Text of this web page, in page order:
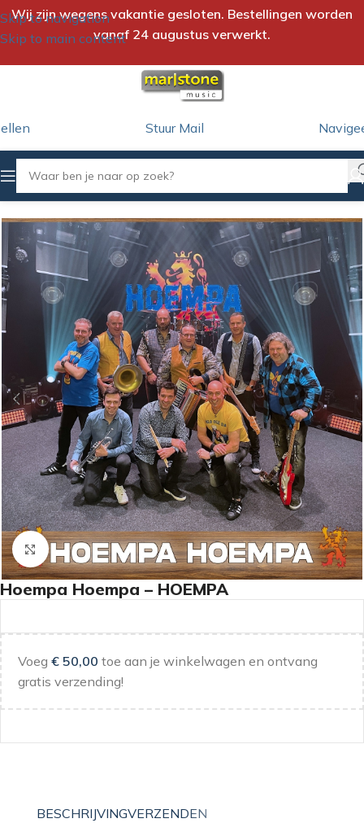
Skip to navigation
Skip to main content
Wij zijn wegens vakantie gesloten. Bestellingen worden
vanaf 24 augustus verwerkt.
Stuur Mail
Home/iTunes Download
Klik om te vergroten
Hoempa Hoempa – HOEMPA
Voeg € 50,00 toe aan je winkelwagen en ontvang
gratis verzending!
BESCHRIJVINGVERZENDEN